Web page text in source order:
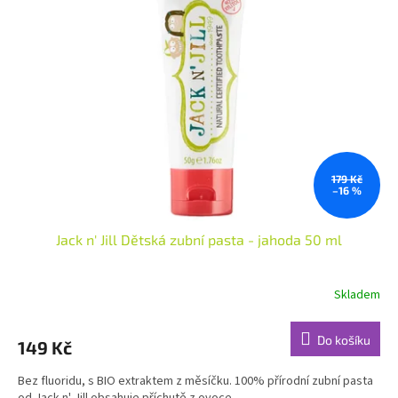
179 Kč
–16 %
Jack n' Jill Dětská zubní pasta - jahoda 50 ml
Skladem
149 Kč Do košíku
Bez fluoridu, s BIO extraktem z měsíčku. 100% přírodní zubní pasta